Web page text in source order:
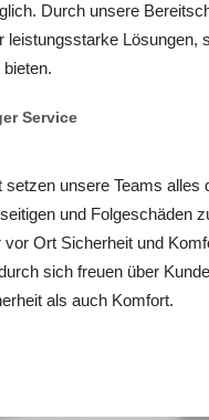
Durch unsere
leistungsstarke Lösungen,
Service
setzen unsere Teams alles
und Folgeschäden
vor Ort Sicherheit und
sich freuen über
als auch Komfort.